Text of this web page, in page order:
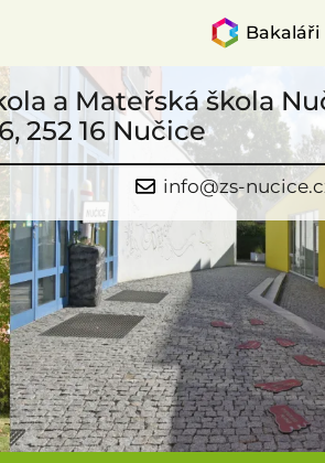
Bakaláři
a Mateřská škola
252 16 Nučice
info@zs-